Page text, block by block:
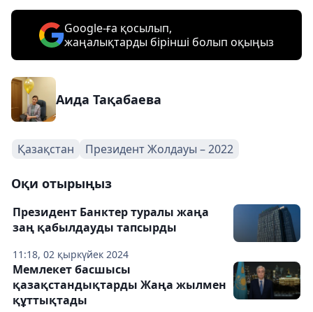
Google-ға қосылып,
жаңалықтарды бірінші болып оқыңыз
Аида Тақабаева
Қазақстан Президент Жолдауы – 2022
Оқи отырыңыз
11:18, 02 қыркүйек 2024
Президент Банктер туралы жаңа
заң қабылдауды тапсырды
Мемлекет басшысы
қазақстандықтарды Жаңа жылмен
құттықтады